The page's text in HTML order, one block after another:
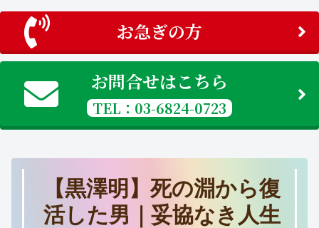
お急ぎの方
お問合せはこちら
TEL：03-6824-0723
【黒澤明】死の淵から復
活した男｜妥協なき人生